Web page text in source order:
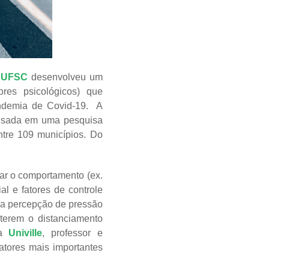
UFSC desenvolveu um
psicológicos) que
de Covid-19. A
em uma pesquisa
109 municípios. Do
o comportamento (ex.
e fatores de controle
percepção de pressão
o distanciamento
Univille, professor e
mais importantes